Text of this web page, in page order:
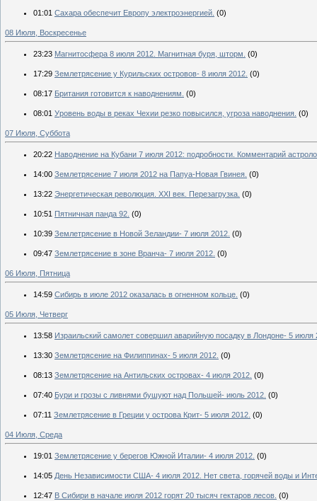
01:01 Сахара обеспечит Европу электроэнергией. (0)
08 Июля, Воскресенье
23:23 Магнитосфера 8 июля 2012. Магнитная буря, шторм. (0)
17:29 Землетрясение у Курильских островов- 8 июля 2012. (0)
08:17 Британия готовится к наводнениям. (0)
08:01 Уровень воды в реках Чехии резко повысился, угроза наводнения. (0)
07 Июля, Суббота
20:22 Наводнение на Кубани 7 июля 2012: подробности. Комментарий
14:00 Землетрясение 7 июля 2012 на Папуа-Новая Гвинея. (0)
13:22 Энергетическая революция. XXI век. Перезагрузка. (0)
10:51 Пятничная панда 92. (0)
10:39 Землетрясение в Новой Зеландии- 7 июля 2012. (0)
09:47 Землетрясение в зоне Вранча- 7 июля 2012. (0)
06 Июля, Пятница
14:59 Сибирь в июле 2012 оказалась в огненном кольце. (0)
05 Июля, Четверг
13:58 Израильский самолет совершил аварийную посадку в Лондоне- 5 июля
13:30 Землетрясение на Филиппинах- 5 июля 2012. (0)
08:13 Землетрясение на Антильских островах- 4 июля 2012. (0)
07:40 Бури и грозы с ливнями бушуют над Польшей- июль 2012. (0)
07:11 Землетрясение в Греции у острова Крит- 5 июля 2012. (0)
04 Июля, Среда
19:01 Землетрясение у берегов Южной Италии- 4 июля 2012. (0)
14:05 День Независимости США- 4 июля 2012. Нет света, горячей воды и
12:47 В Сибири в начале июля 2012 горят 20 тысяч гектаров лесов. (0)